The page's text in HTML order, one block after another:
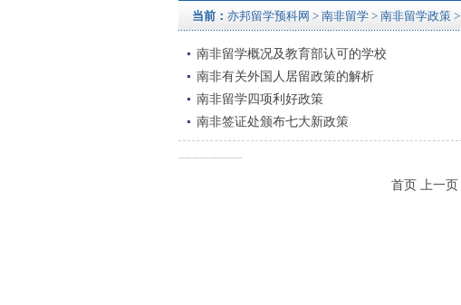
当前： 亦邦留学预科网 > 南非留学 > 南非留学政策 >
南非留学概况及教育部认可的学校
南非有关外国人居留政策的解析
南非留学四项利好政策
南非签证处颁布七大新政策
首页 上一页